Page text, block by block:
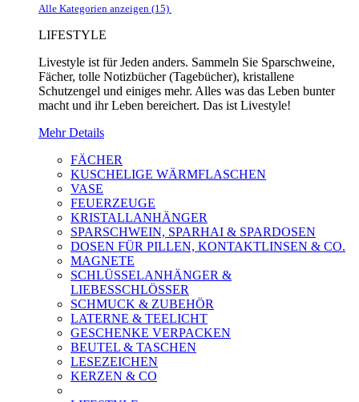
Alle Kategorien anzeigen (15)
LIFESTYLE
Livestyle ist für Jeden anders. Sammeln Sie Sparschweine,
Fächer, tolle Notizbücher (Tagebücher), kristallene
Schutzengel und einiges mehr. Alles was das Leben bunter
macht und ihr Leben bereichert. Das ist Livestyle!
Mehr Details
FÄCHER
KUSCHELIGE WÄRMFLASCHEN
VASE
FEUERZEUGE
KRISTALLANHÄNGER
SPARSCHWEIN, SPARHAI & SPARDOSEN
DOSEN FÜR PILLEN, KONTAKTLINSEN & CO.
MAGNETE
SCHLÜSSELANHÄNGER &
LIEBESSCHLÖSSER
SCHMUCK & ZUBEHÖR
LATERNE & TEELICHT
GESCHENKE VERPACKEN
BEUTEL & TASCHEN
LESEZEICHEN
KERZEN & CO